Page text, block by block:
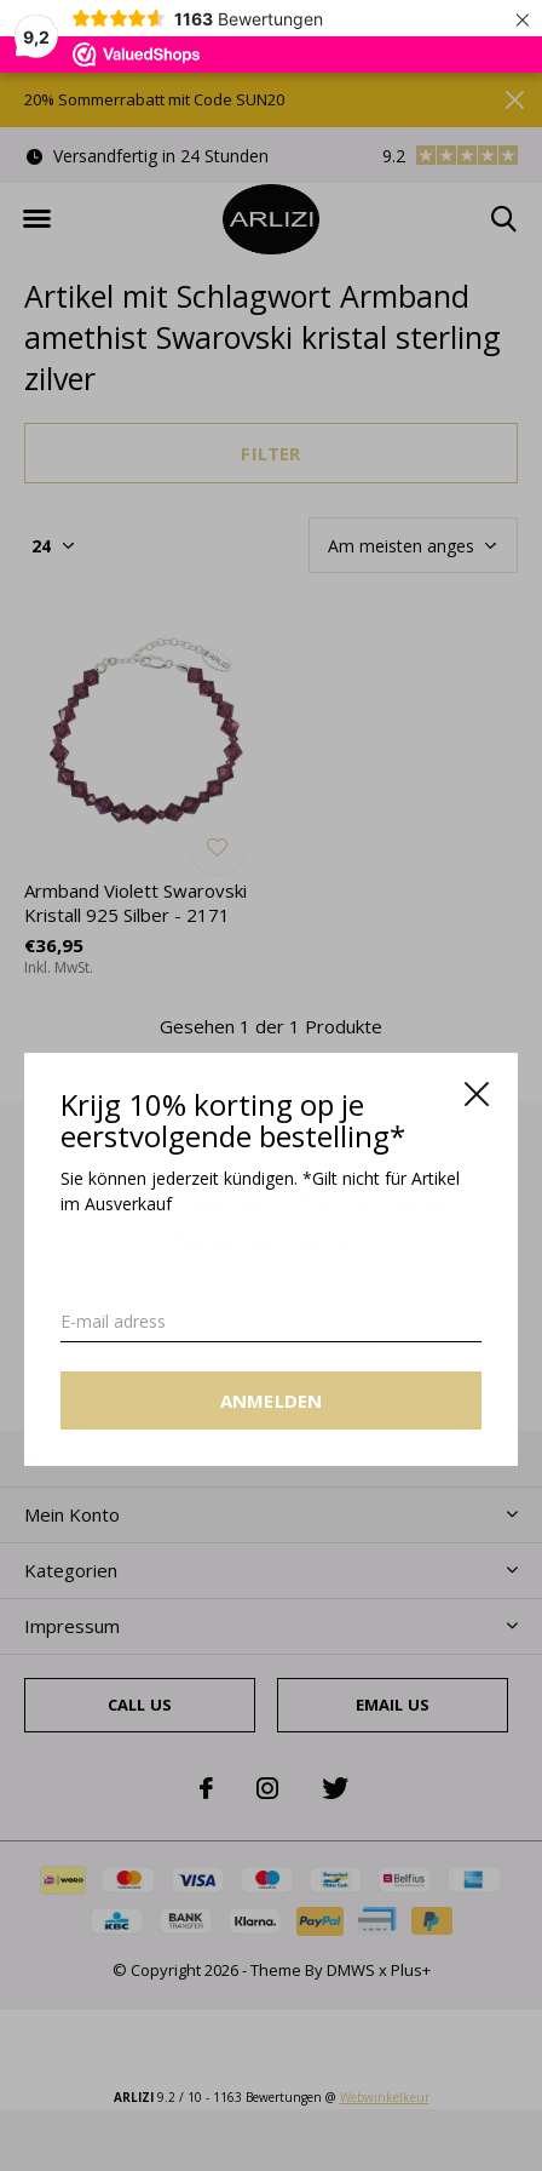
9,2
1163 Bewertungen ×
Krijg 10% korting op je
eerstvolgende bestelling*
Sie können jederzeit kündigen. *Gilt nicht für Artikel
im Ausverkauf
ANMELDEN
Versandfertig in 24 Stunden Kostenlose
9.2
20% Sommerrabatt mit Code SUN20
Artikel mit Schlagwort Armband
amethist Swarovski kristal sterling
zilver
FILTER
Armband Violett Swarovski
Kristall 925 Silber - 2171
€36,95
Inkl. MwSt.
Gesehen 1 der 1 Produkte
Melden Sie sich für unseren
ANMELDEN
Mein Konto
Kategorien
Impressum
CALL US EMAIL US
© Copyright2026- Theme ByDMWS x Plus+
ARLIZI9.2 / 10 - 1163 Bewertungen @ Webwinkelkeur